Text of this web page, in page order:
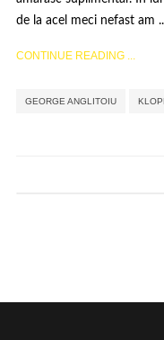
de la acel meci nefast am
CONTINUE READING ...
GEORGE ANGLITOIU